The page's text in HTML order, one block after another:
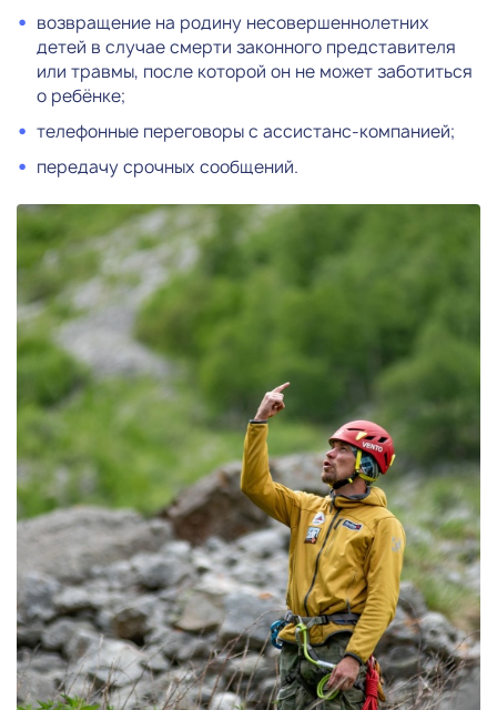
возвращение на родину несовершеннолетних
детей в случае смерти законного представителя
или травмы, после которой он не может заботиться
о ребёнке;
телефонные переговоры с ассистанс-компанией;
передачу срочных сообщений.